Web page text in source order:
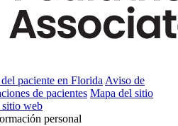
paciente en Florida Aviso de
de pacientes Mapa del sitio
sitio web
personal